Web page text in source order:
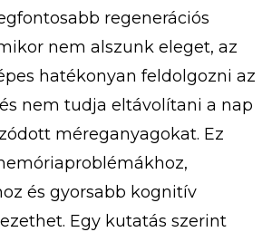
regenerációs
nem alszunk eleget, az
hatékonyan feldolgozni az
nem tudja eltávolítani a nap
méreganyagokat. Ez
és gyorsabb kognitív
Egy kutatás szerint